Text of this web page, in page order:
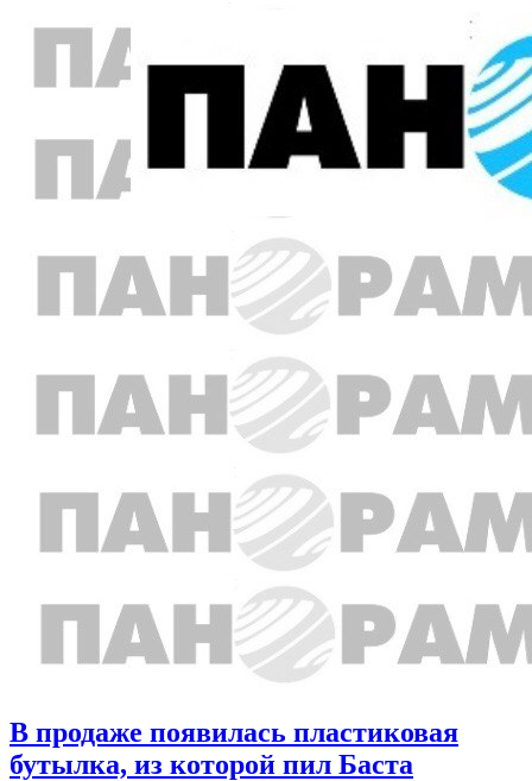
В продаже появилась пластиковая
бутылка, из которой пил Баста